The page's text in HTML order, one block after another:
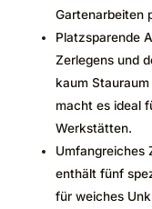
Gartenarbeiten
Platzsparende
Zerlegens und
kaum
macht es ideal
Werkstätten.
Umfangreiches
enthält fünf
für weiches